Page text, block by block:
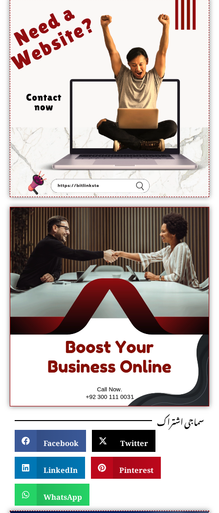
حیثیت
ترجمان یو
این
سماجی اشتراک
Facebook
Twitter
LinkedIn
Pinterest
WhatsApp